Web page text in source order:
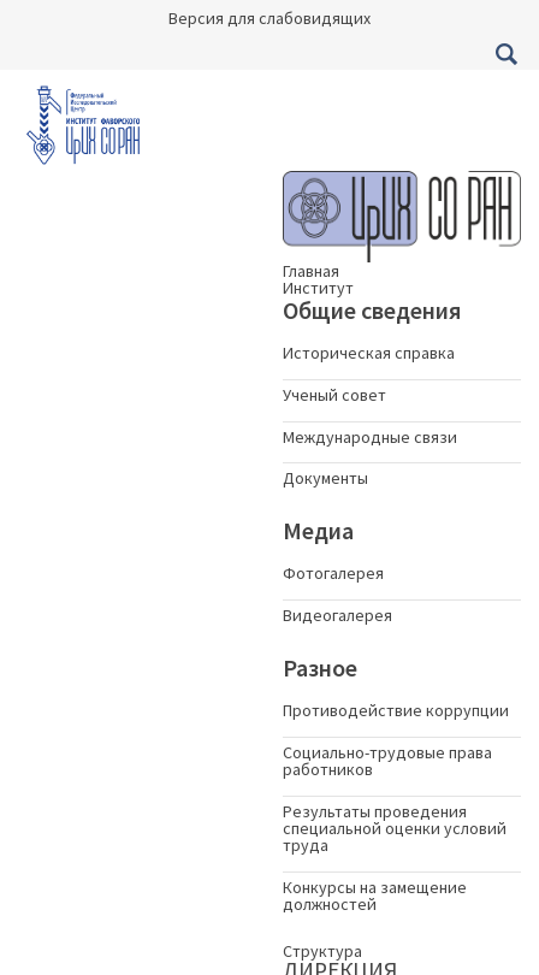
Версия для слабовидящих
Главная
Институт
Общие сведения
Историческая справка
Ученый совет
Международные связи
Документы
Медиа
Фотогалерея
Видеогалерея
Разное
Противодействие коррупции
Социально-трудовые права
работников
Результаты проведения
специальной оценки условий
труда
Конкурсы на замещение
должностей
Структура